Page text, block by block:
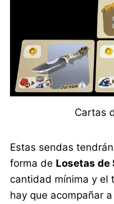
Cartas
Estas sendas
forma de Losetas de
cantidad mínima y el
hay que acompañar